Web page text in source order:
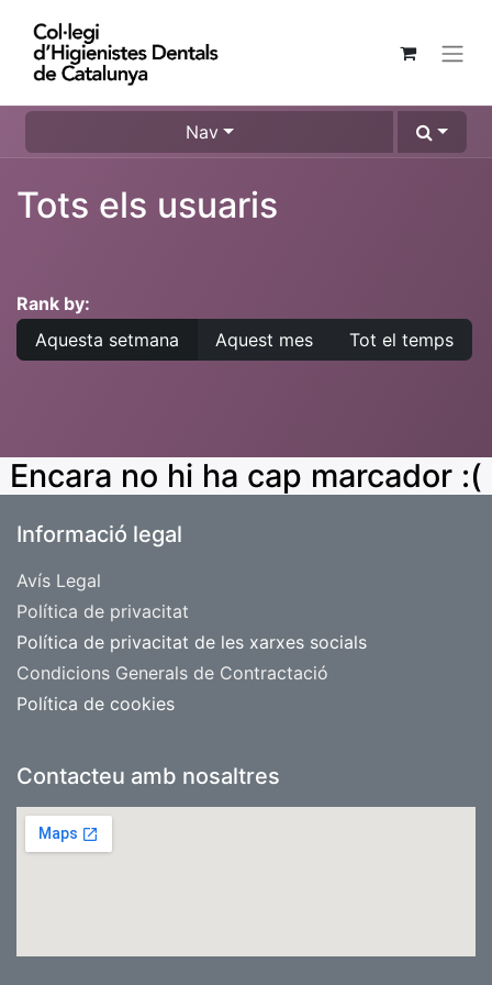
Nav
Tots els usuaris
Rank by:
Aquesta setmana
Aquest mes Tot el temps
Encara no hi ha cap marcador :(
Informació legal
Avís Legal
​Política de privacitat
Política de privacitat de les xarxes socials
Condicions Generals de Contractació
Política de cookies
Contacteu amb nosaltres